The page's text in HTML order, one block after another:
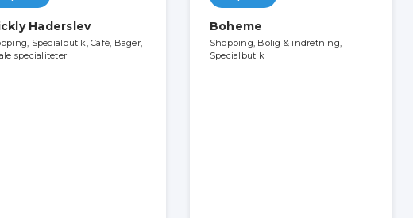
Haderslev
Specialbutik, Café, Bager,
specialiteter
Boheme
Shopping, Bolig & indretning,
Specialbutik